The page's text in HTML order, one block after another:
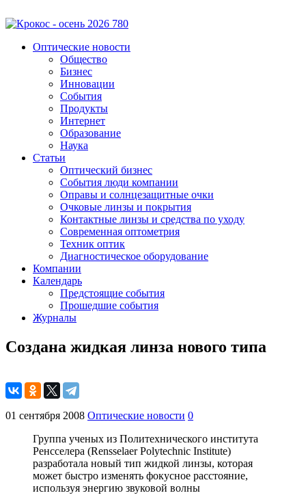
Оптические новости
Общество
Бизнес
Инновации
События
Продукты
Интернет
Образование
Наука
Статьи
Оптический бизнес
События люди компании
Оправы и солнцезащитные очки
Очковые линзы и покрытия
Контактные линзы и средства по уходу
Современная оптометрия
Техник оптик
Диагностическое оборудование
Компании
Календарь
Предстоящие события
Прошедшие события
Журналы
Создана жидкая линза нового типа
01 сентября 2008 Оптические новости 0
Группа ученых из Политехнического института
Ренсселера (Rensselaer Polytechnic Institute)
разработала новый тип жидкой линзы, которая
может быстро изменять фокусное расстояние,
используя энергию звуковой волны